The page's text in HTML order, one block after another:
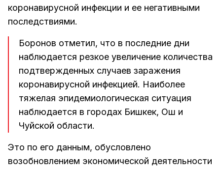
коронавирусной инфекции и ее негативными
последствиями.
Боронов отметил, что в последние дни
наблюдается резкое увеличение количества
подтвержденных случаев заражения
коронавирусной инфекцией. Наиболее
тяжелая эпидемиологическая ситуация
наблюдается в городах Бишкек, Ош и
Чуйской области.
Это по его данным, обусловлено
возобновлением экономической деятельности